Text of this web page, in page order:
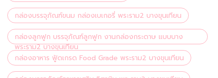
กล่องบรรจุภัณฑ์ขนม กล่องเบเกอรี่ พระราม2 บางขุนเทียน
กล่องลูกฟูก บรรจุภัณฑ์ลูกฟูก งานกล่องกระดาษ แบบบาง
พระราม2 บางขุนเทียน
กล่องอาหาร ฟู้ดเกรด Food Grade พระราม2 บางขุนเทียน